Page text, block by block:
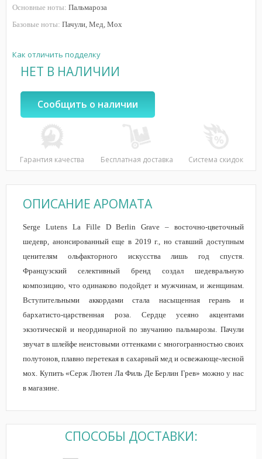
Как отличить подделку
Основные ноты: Пальмароза
Базовые ноты: Пачули, Мед, Мох
НЕТ В НАЛИЧИИ
Сообщить о наличии
Гарантия качества Бесплатная доставка Система скидок
ОПИСАНИЕ АРОМАТА
Serge Lutens La Fille D Berlin Grave – восточно-цветочный
шедевр, анонсированный еще в 2019 г., но ставший доступным
ценителям ольфакторного искусства лишь год спустя.
Французский селективный бренд создал шедевральную
композицию, что одинаково подойдет и мужчинам, и женщинам.
Вступительными аккордами стала насыщенная герань и
бархатисто-царственная роза. Сердце усеяно акцентами
экзотической и неординарной по звучанию пальмарозы. Пачули
звучат в шлейфе неистовыми оттенками с многогранностью своих
полутонов, плавно перетекая в сахарный мед и освежающе-лесной
мох. Купить«Серж Лютен Ла Филь Де Берлин Грев» можно у нас
в магазине.
СПОСОБЫ ДОСТАВКИ: